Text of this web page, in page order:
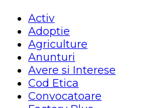
Activ
Adoptie
Agriculture
Anunturi
Avere si Interese
Cod Etica
Convocatoare